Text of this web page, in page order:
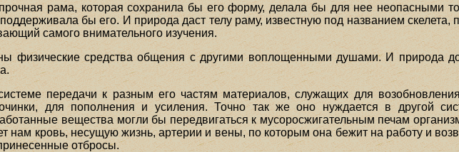
рама, которая сохранила бы его форму, делала бы для нее неопасными
бы его. И природа даст телу раму, известную под названием
самого внимательного изучения.
физические средства общения с другими воплощенными душами. И природа
передачи к разным его частям материалов, служащих для
для пополнения и усиления. Точно так же оно нуждается в другой
вещества могли бы передвигаться к мусоросжигательным печам
нам кровь, несущую жизнь, артерии и вены, по которым она бежит на работу и
отбросы.